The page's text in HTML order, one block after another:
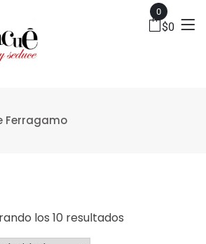
0
$0
Ferragamo
los 10 resultados